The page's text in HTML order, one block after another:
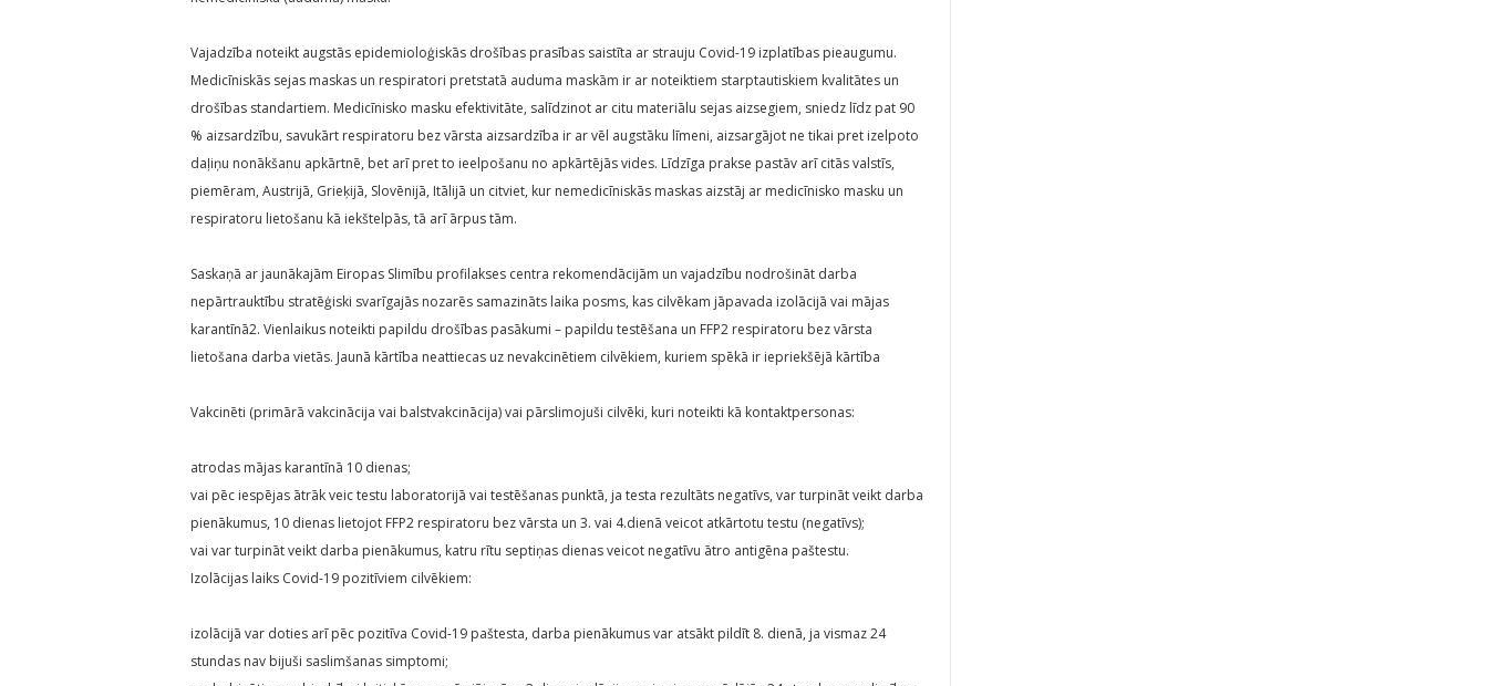
Vajadzība noteikt augstās epidemioloģiskās drošības prasības saistīta ar strauju Covid-19 izplatības pieaugumu.
Medicīniskās sejas maskas un respiratori pretstatā auduma maskām ir ar noteiktiem starptautiskiem kvalitātes un
drošības standartiem. Medicīnisko masku efektivitāte, salīdzinot ar citu materiālu sejas aizsegiem, sniedz līdz pat 90
% aizsardzību, savukārt respiratoru bez vārsta aizsardzība ir ar vēl augstāku līmeni, aizsargājot ne tikai pret izelpoto
daļiņu nonākšanu apkārtnē, bet arī pret to ieelpošanu no apkārtējās vides. Līdzīga prakse pastāv arī citās valstīs,
piemēram, Austrijā, Grieķijā, Slovēnijā, Itālijā un citviet, kur nemedicīniskās maskas aizstāj ar medicīnisko masku un
respiratoru lietošanu kā iekštelpās, tā arī ārpus tām.
Saskaņā ar jaunākajām Eiropas Slimību profilakses centra rekomendācijām un vajadzību nodrošināt darba
nepārtrauktību stratēģiski svarīgajās nozarēs samazināts laika posms, kas cilvēkam jāpavada izolācijā vai mājas
karantīnā2. Vienlaikus noteikti papildu drošības pasākumi – papildu testēšana un FFP2 respiratoru bez vārsta
lietošana darba vietās. Jaunā kārtība neattiecas uz nevakcinētiem cilvēkiem, kuriem spēkā ir iepriekšējā kārtība
Vakcinēti (primārā vakcinācija vai balstvakcinācija) vai pārslimojuši cilvēki, kuri noteikti kā kontaktpersonas:
atrodas mājas karantīnā 10 dienas;
vai pēc iespējas ātrāk veic testu laboratorijā vai testēšanas punktā, ja testa rezultāts negatīvs, var turpināt veikt darba
pienākumus, 10 dienas lietojot FFP2 respiratoru bez vārsta un 3. vai 4.dienā veicot atkārtotu testu (negatīvs);
vai var turpināt veikt darba pienākumus, katru rītu septiņas dienas veicot negatīvu ātro antigēna paštestu.
Izolācijas laiks Covid-19 pozitīviem cilvēkiem:
izolācijā var doties arī pēc pozitīva Covid-19 paštesta, darba pienākumus var atsākt pildīt 8. dienā, ja vismaz 24
stundas nav bijuši saslimšanas simptomi;